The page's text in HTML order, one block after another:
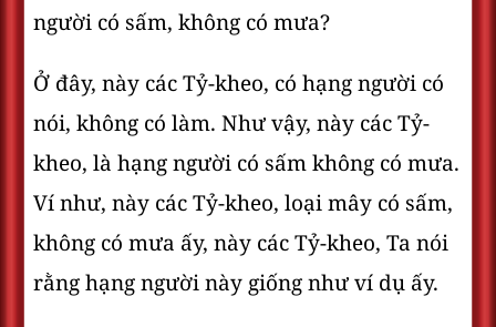
người có sấm, không có mưa?
Ở đây, này các Tỷ-kheo, có hạng người có
nói, không có làm. Như vậy, này các Tỷ-
kheo, là hạng người có sấm không có mưa.
Ví như, này các Tỷ-kheo, loại mây có sấm,
không có mưa ấy, này các Tỷ-kheo, Ta nói
rằng hạng người này giống như ví dụ ấy.